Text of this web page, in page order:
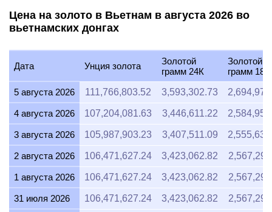
Цена на золото в Вьетнам в августа 2026 во
вьетнамских донгах
Дата Унция золота
Золотой
грамм 24К
Золотой
грамм 18К
5 августа 2026
111,766,803.52 3,593,302.73
4 августа 2026 107,204,081.63 3,446,611.22
3 августа 2026 105,987,903.23 3,407,511.09
2 августа 2026 106,471,627.24 3,423,062.82
1 августа 2026 106,471,627.24 3,423,062.82
31 июля 2026 106,471,627.24 3,423,062.82